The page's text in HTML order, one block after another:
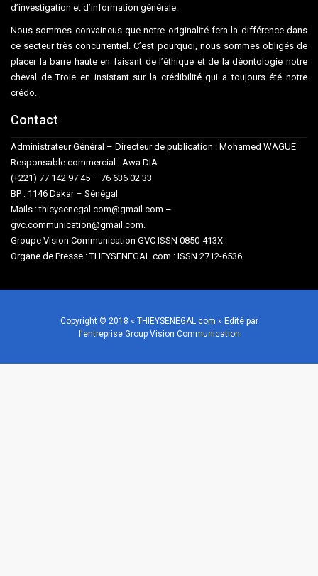
d’investigation et d’information générale.
Nous sommes convaincus que notre originalité fera la différence dans
ce secteur très concurrentiel. C’est pourquoi, nous sommes obligés de
placer la barre haute en faisant de l’éthique et de la déontologie notre
cheval de Troie en insistant sur la crédibilité qui a toujours été notre
crédo.
Contact
Administrateur Général – Directeur de publication : Mohamed WAGUE
Responsable commercial : Awa DIA
(+221) 77 142 97 45 – 76 636 02 33
BP : 1146 Dakar – Sénégal
Mails : thieysenegal.com@gmail.com –
gvc.communication@gmail.com.
Groupe Vision Communication GVC ISSN 0850-413X
Organe de Presse : THEYSENEGAL.com : ISSN 2712-6536
Copyright © 2018 « THIEYSENEGAL.com » Edité par
l'entreprise Group Vision Communication